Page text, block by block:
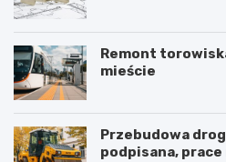
Remont
mieście
Przebudowa
podpisana, prace